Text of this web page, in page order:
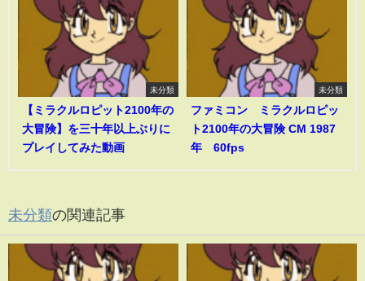
未分類
【ミラクルロピット2100年の
大冒険】を三十年以上ぶりに
プレイしてみた動画
未分類
ファミコン ミラクルロピッ
ト2100年の大冒険 CM 1987
年 60fps
未分類の関連記事